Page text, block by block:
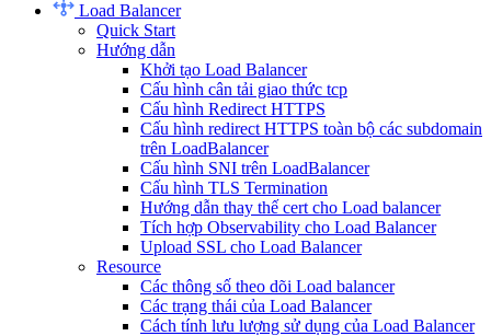
Load Balancer
Quick Start
Hướng dẫn
Khởi tạo Load Balancer
Cấu hình cân tải giao thức tcp
Cấu hình Redirect HTTPS
Cấu hình redirect HTTPS toàn bộ các subdomain
trên LoadBalancer
Cấu hình SNI trên LoadBalancer
Cấu hình TLS Termination
Hướng dẫn thay thế cert cho Load balancer
Tích hợp Observability cho Load Balancer
Upload SSL cho Load Balancer
Resource
Các thông số theo dõi Load balancer
Các trạng thái của Load Balancer
Cách tính lưu lượng sử dụng của Load Balancer